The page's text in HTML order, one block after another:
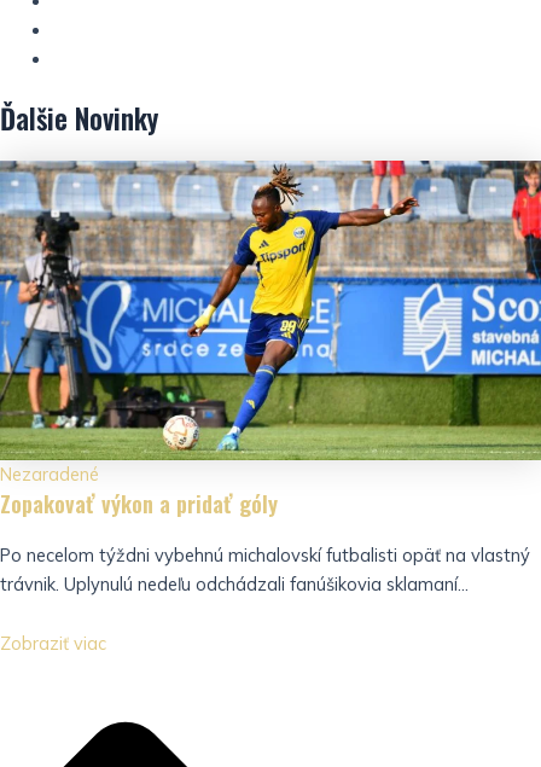
Ďalšie Novinky
Nezaradené
Zopakovať výkon a pridať góly
Po necelom týždni vybehnú michalovskí futbalisti opäť na vlastný
trávnik. Uplynulú nedeľu odchádzali fanúšikovia sklamaní...
Zobraziť viac